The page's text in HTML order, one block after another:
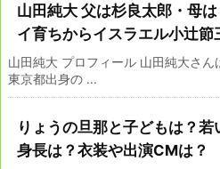
山田純大 父は杉良太郎・母
イ育ちからイスラエル小辻節
山田純大 プロフィール 山田純大さ
東京都出身の ...
りょうの旦那と子どもは？
身長は？衣装や出演CMは？